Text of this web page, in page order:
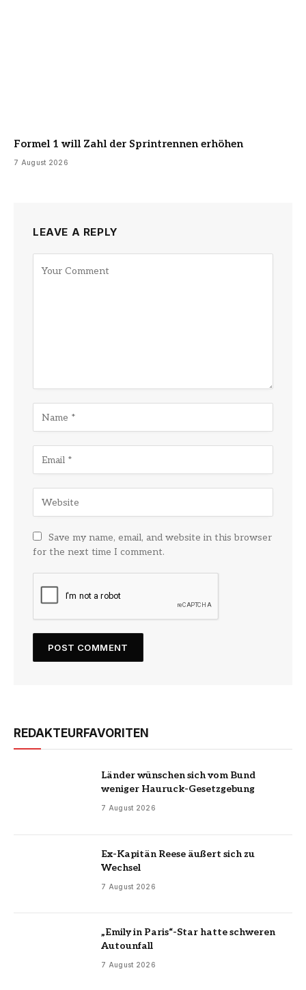
Formel 1 will Zahl der Sprintrennen erhöhen
7 August 2026
LEAVE A REPLY
Save my name, email, and website in this browser
for the next time I comment.
REDAKTEURFAVORITEN
Länder wünschen sich vom Bund
weniger Hauruck-Gesetzgebung
7 August 2026
Ex-Kapitän Reese äußert sich zu
Wechsel
7 August 2026
„Emily in Paris“-Star hatte schweren
Autounfall
7 August 2026